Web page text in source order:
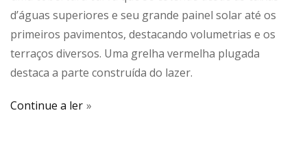
d’águas superiores e seu grande painel solar até os
primeiros pavimentos, destacando volumetrias e os
terraços diversos. Uma grelha vermelha plugada
destaca a parte construída do lazer.
Continue a ler